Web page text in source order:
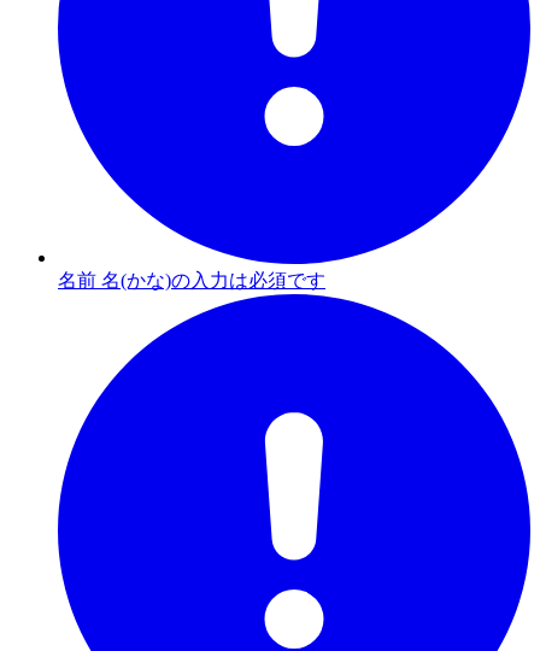
名前 名(かな)の入力は必須です